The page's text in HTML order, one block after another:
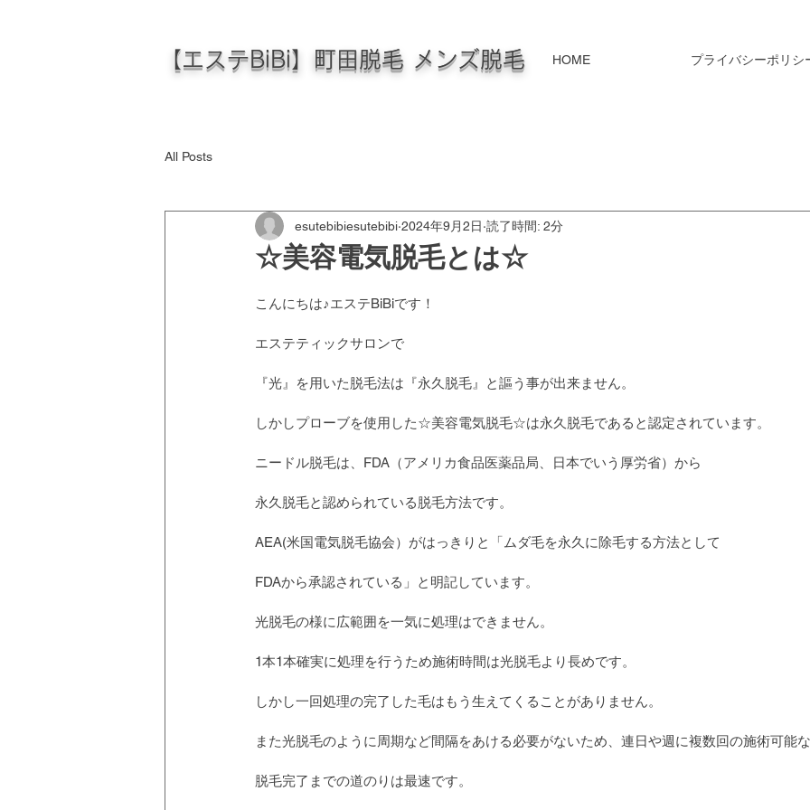
【エステBiBi】町田脱毛 メンズ脱毛 HOME プライバシーポリシ
All Posts
☆美容電気脱毛とは☆
esutebibiesutebibi 2024年9月2日 読了時間: 2分
こんにちは♪エステBiBiです！
エステティックサロンで
『光』を用いた脱毛法は『永久脱毛』と謳う事が出来ません。
しかしプローブを使用した☆美容電気脱毛☆は永久脱毛であると認定されています。
ニードル脱毛は、FDA（アメリカ食品医薬品局、日本でいう厚労省）から
永久脱毛と認められている脱毛方法です。
AEA(米国電気脱毛協会）がはっきりと「ムダ毛を永久に除毛する方法として
FDAから承認されている」と明記しています。
光脱毛の様に広範囲を一気に処理はできません。
1本1本確実に処理を行うため施術時間は光脱毛より長めです。
しかし一回処理の完了した毛はもう生えてくることがありません。
また光脱毛のように周期など間隔をあける必要がないため、連日や週に複数回の施術可能
脱毛完了までの道のりは最速です。